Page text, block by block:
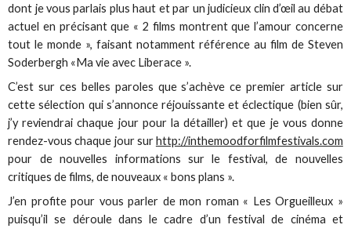
dont je vous parlais plus haut et par un judicieux clin d’œil au débat
actuel en précisant que « 2 films montrent que l’amour concerne
tout le monde », faisant notamment référence au film de Steven
Soderbergh «Ma vie avec Liberace ».
C’est sur ces belles paroles que s’achève ce premier article sur
cette sélection qui s’annonce réjouissante et éclectique (bien sûr,
j’y reviendrai chaque jour pour la détailler) et que je vous donne
rendez-vous chaque jour surhttp://inthemoodforfilmfestivals.com
pour de nouvelles informations sur le festival, de nouvelles
critiques de films, de nouveaux « bons plans ».
J’en profite pour vous parler de mon roman « Les Orgueilleux »
puisqu’il se déroule dans le cadre d’un festival de cinéma et